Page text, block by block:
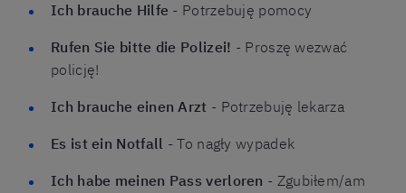
Ich brauche Hilfe - Potrzebuję pomocy
Rufen Sie bitte die Polizei! - Proszę wezwać
policję!
Ich brauche einen Arzt - Potrzebuję lekarza
Es ist ein Notfall - To nagły wypadek
Ich habe meinen Pass verloren - Zgubiłem/am